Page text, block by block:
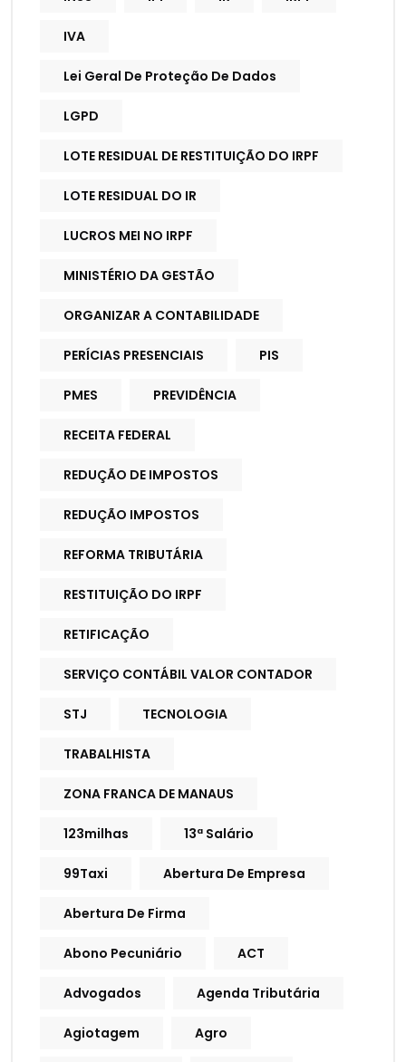
IVA
Lei Geral De Proteção De Dados
LGPD
LOTE RESIDUAL DE RESTITUIÇÃO DO IRPF
LOTE RESIDUAL DO IR
LUCROS MEI NO IRPF
MINISTÉRIO DA GESTÃO
ORGANIZAR A CONTABILIDADE
PERÍCIAS PRESENCIAIS PIS
PMES PREVIDÊNCIA
RECEITA FEDERAL
REDUÇÃO DE IMPOSTOS
REDUÇÃO IMPOSTOS
REFORMA TRIBUTÁRIA
RESTITUIÇÃO DO IRPF
RETIFICAÇÃO
SERVIÇO CONTÁBIL VALOR CONTADOR
STJ TECNOLOGIA
TRABALHISTA
ZONA FRANCA DE MANAUS
123milhas 13ª Salário
99Taxi Abertura De Empresa
Abertura De Firma
Abono Pecuniário ACT
Advogados Agenda Tributária
Agiotagem Agro